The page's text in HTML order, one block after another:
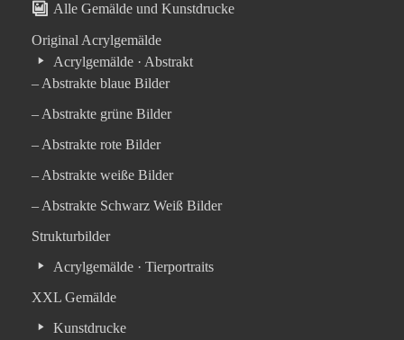
Alle Gemälde und Kunstdrucke
Original Acrylgemälde
Acrylgemälde · Abstrakt
– Abstrakte blaue Bilder
– Abstrakte grüne Bilder
– Abstrakte rote Bilder
– Abstrakte weiße Bilder
– Abstrakte Schwarz Weiß Bilder
Strukturbilder
Acrylgemälde · Tierportraits
XXL Gemälde
Kunstdrucke